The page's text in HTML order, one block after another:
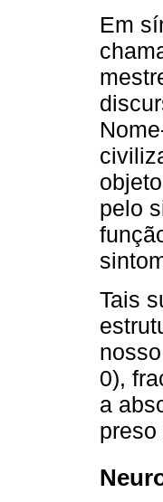
Em
objeto
pelo
Tais
0),
a
preso